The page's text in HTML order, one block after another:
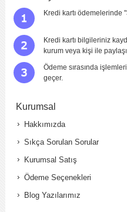
Kredi kartı ödemelerinde
Kredi kartı bilgileriniz
kurum veya kişi ile
Ödeme sırasında
geçer.
Kurumsal
Hakkımızda
Sıkça Sorulan Sorular
Kurumsal Satış
Ödeme Seçenekleri
Blog Yazılarımız